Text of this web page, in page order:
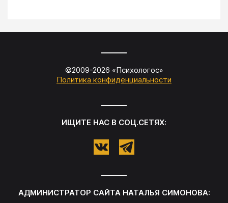
©2009-2026 «Психологос»
Политика конфиденциальности
ИЩИТЕ НАС В СОЦ.СЕТЯХ:
АДМИНИСТРАТОР САЙТА НАТАЛЬЯ СИМОНОВА: